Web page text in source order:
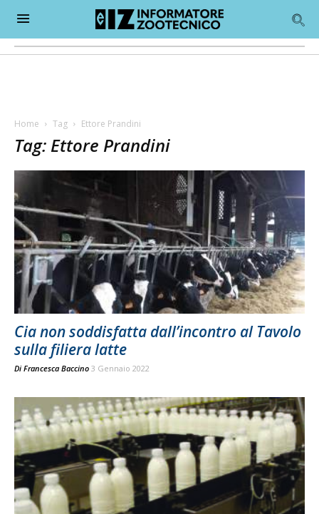
Home Tag Ettore Prandini
Tag: Ettore Prandini
Cia non soddisfatta dall’incontro al Tavolo
sulla filiera latte
Di Francesca Baccino 3 Gennaio 2022